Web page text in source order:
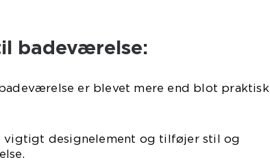
badeværelse:
er blevet mere end blot praktisk
vigtigt designelement og tilføjer stil og